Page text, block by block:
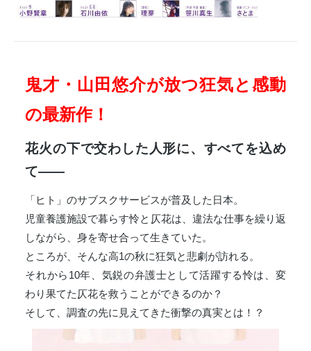
鬼才・山田悠介が放つ狂気と感動
の最新作！
花火の下で交わした人形に、すべてを込め
て――
「ヒト」のサブスクサービスが普及した日本。
児童養護施設で暮らす怜と仄花は、違法な仕事を繰り返
しながら、身を寄せ合って生きていた。
ところが、そんな高1の秋に狂気と悲劇が訪れる。
それから10年、気鋭の弁護士として活躍する怜は、変
わり果てた仄花を救うことができるのか？
そして、調査の先に見えてきた衝撃の真実とは！？